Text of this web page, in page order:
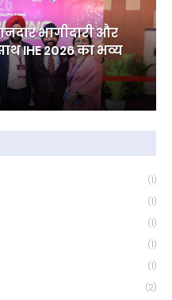
भागीदारी और
IHE 2026 का भव्य
(1)
(1)
(1)
(1)
(1)
(2)